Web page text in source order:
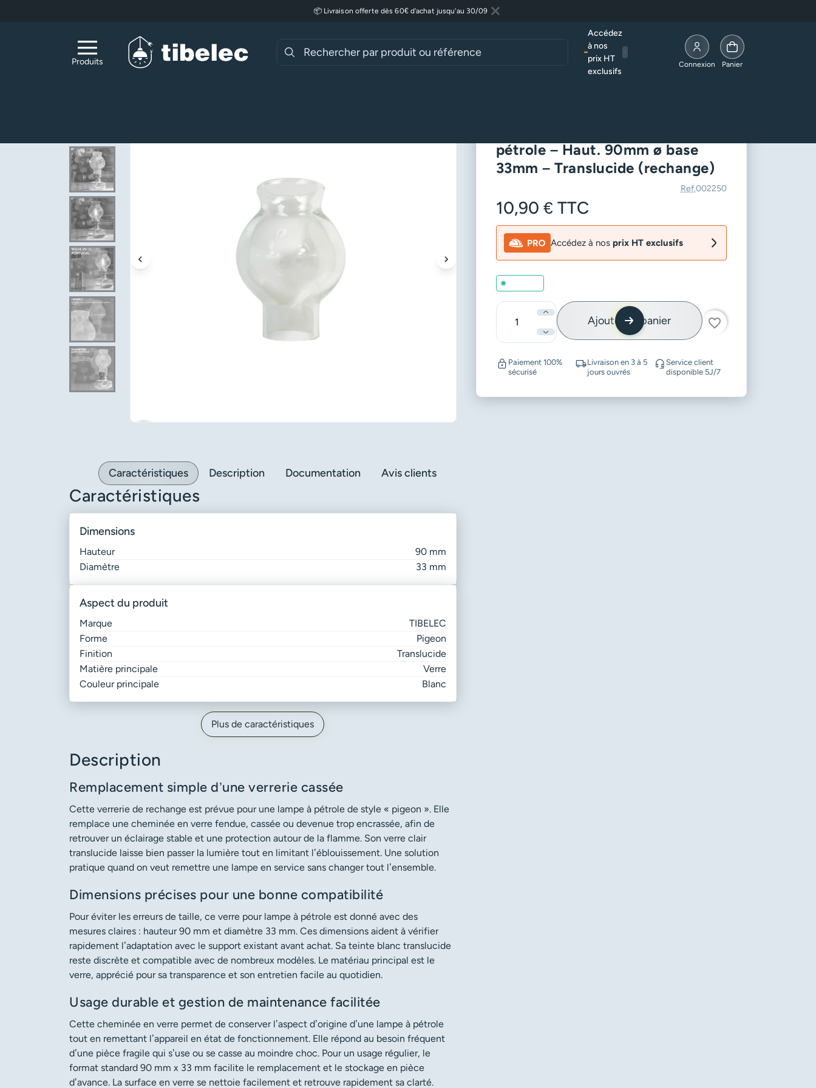
Lire plus
📦 Livraison offerte dès 60€ d'achat jusqu'au 30/09
Fermer
Produits
Accédez
à nos
prix HT
exclusifs
Allez à la page compte
Connexion Panier
pétrole – Haut. 90mm ø base
33mm – Translucide (rechange)
Ref.002250
10,90 € TTC
Accédez à nos prix HT exclusifs
Quantité
Ajouter au panier favorite_border
Paiement 100%
sécurisé
Livraison en 3 à 5
jours ouvrés
Service client
disponible 5J/7
Caractéristiques Description Documentation Avis clients
Caractéristiques
dimensions
Hauteur
90 mm
Diamètre
33 mm
aspect du produit
Marque
TIBELEC
Forme
Pigeon
Finition
Translucide
Matière principale
Verre
Couleur principale
Blanc
Plus de caractéristiques
Description
Remplacement simple d’une verrerie cassée
Cette verrerie de rechange est prévue pour une lampe à pétrole de style « pigeon ». Elle
remplace une cheminée en verre fendue, cassée ou devenue trop encrassée, afin de
retrouver un éclairage stable et une protection autour de la flamme. Son verre clair
translucide laisse bien passer la lumière tout en limitant l’éblouissement. Une solution
pratique quand on veut remettre une lampe en service sans changer tout l’ensemble.
Dimensions précises pour une bonne compatibilité
Pour éviter les erreurs de taille, ce verre pour lampe à pétrole est donné avec des
mesures claires : hauteur 90 mm et diamètre 33 mm. Ces dimensions aident à vérifier
rapidement l’adaptation avec le support existant avant achat. Sa teinte blanc translucide
reste discrète et compatible avec de nombreux modèles. Le matériau principal est le
verre, apprécié pour sa transparence et son entretien facile au quotidien.
Usage durable et gestion de maintenance facilitée
Cette cheminée en verre permet de conserver l’aspect d’origine d’une lampe à pétrole
tout en remettant l’appareil en état de fonctionnement. Elle répond au besoin fréquent
d’une pièce fragile qui s’use ou se casse au moindre choc. Pour un usage régulier, le
format standard 90 mm x 33 mm facilite le remplacement et le stockage en pièce
d’avance. La surface en verre se nettoie facilement et retrouve rapidement sa clarté.